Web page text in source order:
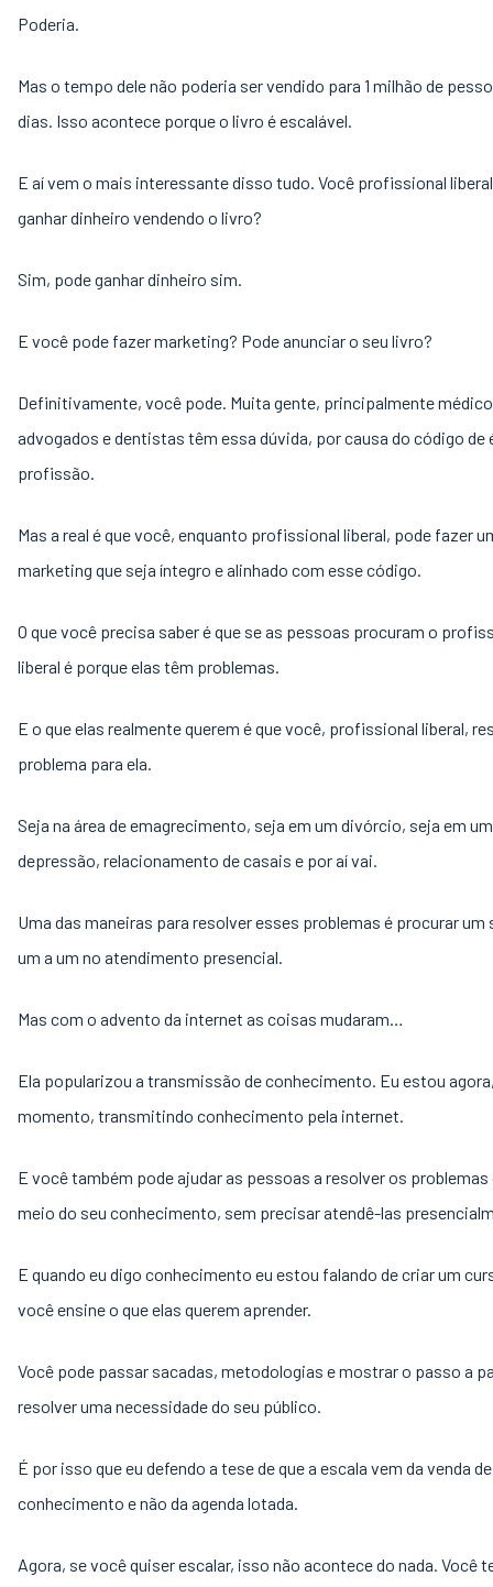
Poderia.
Mas o tempo dele não poderia ser vendido para 1 milhão de
dias. Isso acontece porque o livro é escalável.
E aí vem o mais interessante disso tudo. Você profissional
ganhar dinheiro vendendo o livro?
Sim, pode ganhar dinheiro sim.
E você pode fazer marketing? Pode anunciar o seu livro?
Definitivamente, você pode. Muita gente, principalmente
advogados e dentistas têm essa dúvida, por causa do código de
profissão.
Mas a real é que você, enquanto profissional liberal, pode fazer
marketing que seja íntegro e alinhado com esse código.
O que você precisa saber é que se as pessoas procuram o
liberal é porque elas têm problemas.
E o que elas realmente querem é que você, profissional liberal,
problema para ela.
Seja na área de emagrecimento, seja em um divórcio, seja em
depressão, relacionamento de casais e por aí vai.
Uma das maneiras para resolver esses problemas é procurar um
um a um no atendimento presencial.
Mas com o advento da internet as coisas mudaram…
Ela popularizou a transmissão de conhecimento. Eu estou
momento, transmitindo conhecimento pela internet.
E você também pode ajudar as pessoas a resolver os problemas
meio do seu conhecimento, sem precisar atendê-las
E quando eu digo conhecimento eu estou falando de criar um
você ensine o que elas querem aprender.
Você pode passar sacadas, metodologias e mostrar o passo a
resolver uma necessidade do seu público.
É por isso que eu defendo a tese de que a escala vem da venda de
conhecimento e não da agenda lotada.
Agora, se você quiser escalar, isso não acontece do nada. Você